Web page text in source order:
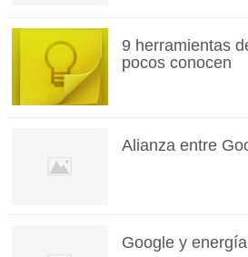
9 herramientas
pocos conocen
Alianza entre
Google y